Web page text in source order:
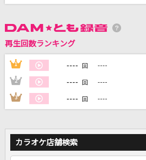
カラオケ最新情報をチェック
カラオケをもっと楽しもう！
再生回数ランキング
1 ---- 回 ----
2 ---- 回 ----
3 ---- 回 ----
カラオケ店舗検索